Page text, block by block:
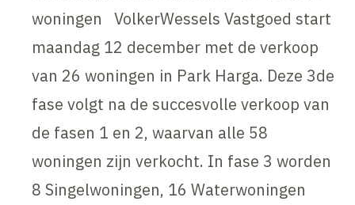
woningen VolkerWessels Vastgoed start
maandag 12 december met de verkoop
van 26 woningen in Park Harga. Deze 3de
fase volgt na de succesvolle verkoop van
de fasen 1 en 2, waarvan alle 58
woningen zijn verkocht. In fase 3 worden
8 Singelwoningen, 16 Waterwoningen